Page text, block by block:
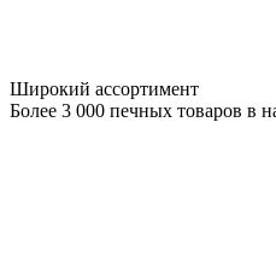
Широкий ассортимент
Более 3 000 печных товаров в